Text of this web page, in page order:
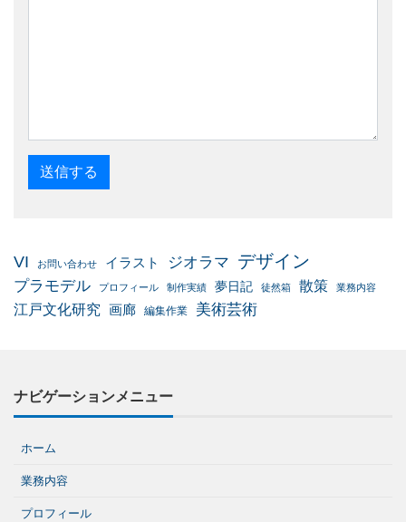
VI お問い合わせ イラスト ジオラマ デザイン
プラモデル プロフィール 制作実績 夢日記 徒然箱 散策 業務内容
江戸文化研究 画廊 編集作業 美術芸術
ナビゲーションメニュー
ホーム
業務内容
プロフィール